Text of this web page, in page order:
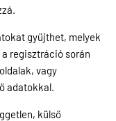
gyűjthet, melyek
regisztráció során
vagy
adatokkal.
külső